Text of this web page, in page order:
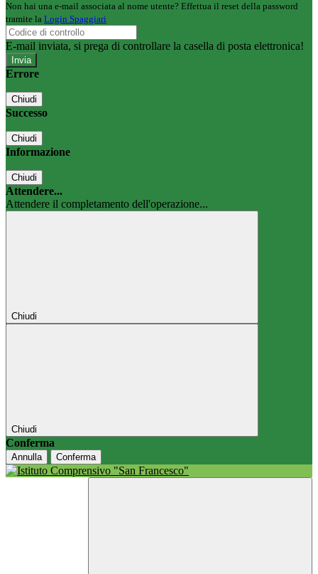
Non hai una e-mail associata al nome utente? Effettua il reset della password
tramite la Login Spaggiari
E-mail inviata, si prega di controllare la casella di posta elettronica!
Errore
Chiudi
Successo
Chiudi
Informazione
Chiudi
Attendere...
Attendere il completamento dell'operazione...
Chiudi
Chiudi
Conferma
Annulla Conferma